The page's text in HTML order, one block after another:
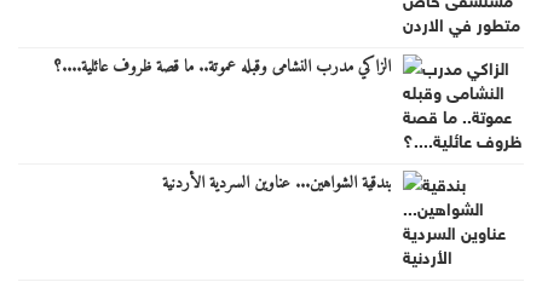
الزاكي مدرب النشامى وقبله عموتة.. ما قصة ظروف عائلية....؟
بندقية الشواهين... عناوين السردية الأردنية